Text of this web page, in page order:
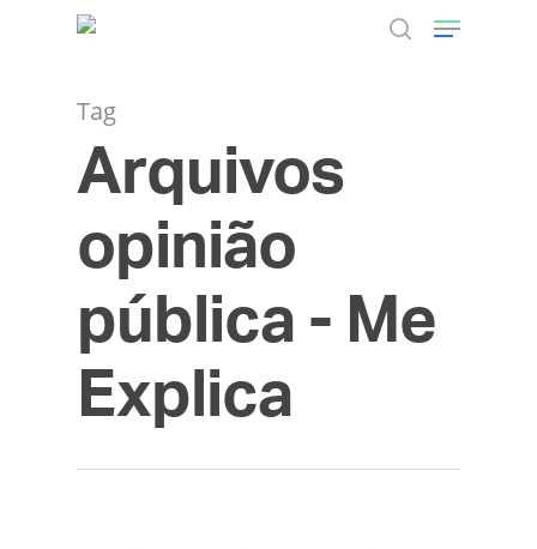
Hit enter to search or ESC to close
Tag
Arquivos
opinião
pública - Me
Explica